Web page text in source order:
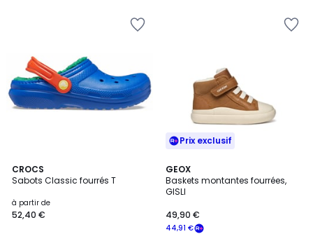
CROCS
Sabots Classic fourrés T
à partir de
52,40 €
4,9
/ 5
2
Couleurs
Prix exclusif
GEOX
Baskets montantes fourrées,
GISLI
44,91 €
49,90 €